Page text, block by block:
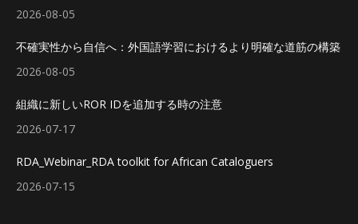
2026-08-05
不確実性から自信へ：外国語学習におけるより明確な道筋の構築
2026-08-05
組織に新しいROR IDを追加する時の注意
2026-07-17
RDA_Webinar_RDA toolkit for African Cataloguers
2026-07-15